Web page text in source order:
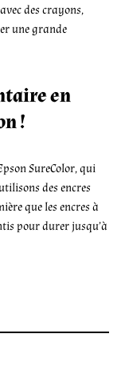
des crayons,
une grande
en
!
SureColor, qui
des encres
que les encres à
pour durer jusqu’à